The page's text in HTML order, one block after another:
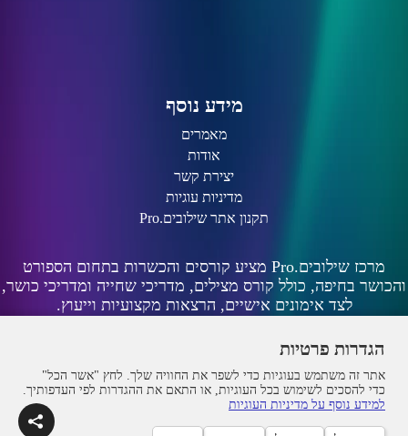
מידע נוסף
מאמרים
אודות
יצירת קשר
מדיניות עוגיות
תקנון אתר שילובים.Pro
מרכז שילובים.Pro מציע קורסים והכשרות בתחום הספורט
והכושר בחיפה, כולל קורס מצילים, מדריכי שחייה ומדריכי כושר,
לצד אימונים אישיים, הרצאות מקצועיות וייעוץ.
הגדרות פרטיות
אתר זה משתמש בעוגיות כדי לשפר את החוויה שלך. לחץ "אשר הכל"
כדי להסכים לשימוש בכל העוגיות, או התאם את ההגדרות לפי העדפותיך.
למידע נוסף על מדיניות העוגיות